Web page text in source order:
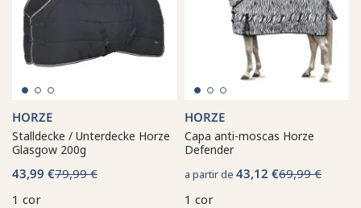
HORZE
Stalldecke / Unterdecke Horze
Glasgow 200g
43,99 €79,99 €
1 cor
HORZE
Capa anti-moscas Horze
Defender
a partir de 43,12 €69,99 €
1 cor